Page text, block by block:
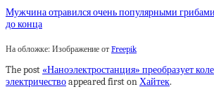
Мужчина отравился очень популярными
до конца
На обложке: Изображение от Freepik
The post «Наноэлектростанция» преобразует
электричествоappeared first onХайтек.